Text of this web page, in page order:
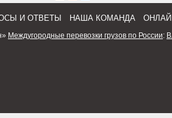
И ОТВЕТЫ НАША КОМАНДА
Междугородные перевозки грузов по России: